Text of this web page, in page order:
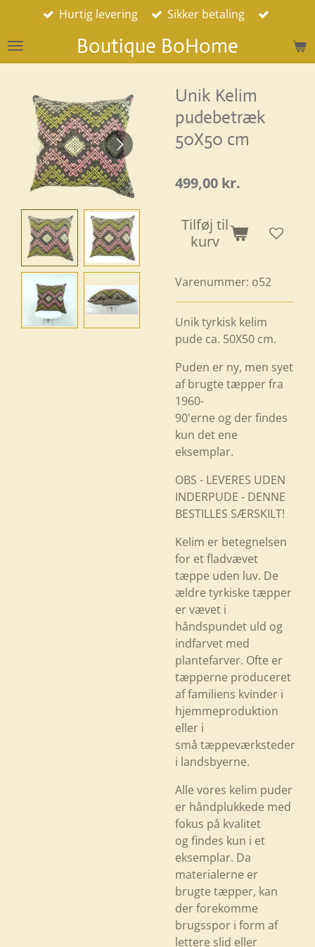
hovedindholdBoutique BoHome
Hurtig levering Sikker betaling
Unik Kelim
pudebetræk
50X50 cm
499,00 kr.
Tilføj til
kurv
Varenummer: o52
Unik tyrkisk kelim
pude ca. 50X50 cm.
Puden er ny, men syet
af brugte tæpper fra
1960-
90'erne og der findes
kun det ene
eksemplar.
OBS - LEVERES UDEN
INDERPUDE - DENNE
BESTILLES SÆRSKILT!
Kelim er betegnelsen
for et fladvævet
tæppe uden luv. De
ældre tyrkiske tæpper
er vævet i
håndspundet uld og
indfarvet med
plantefarver. Ofte er
tæpperne produceret
af familiens kvinder i
hjemmeproduktion
eller i
små tæppeværksteder
i landsbyerne.
Alle vores kelim puder
er håndplukkede med
fokus på kvalitet
og findes kun i et
eksemplar. Da
materialerne er
brugte tæpper, kan
der forekomme
brugsspor i form af
lettere slid eller